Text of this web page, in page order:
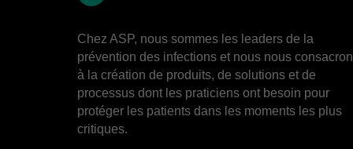
Pouch with STERRAD™ Chemical
STERRAD VELOCITY™​ BI Activator
BIOTRACE™ Auto Read Mini Reader - Thermal
STERRAD VELOCITY™​ Biological Indicator (BI)/
BIOTRACE™ Auto Read Pro Reader - Thermal
Chez ASP, nous sommes les leaders de la
prévention des infections et nous nous
à la création de produits, de solutions et de
processus dont les praticiens ont besoin pour
protéger les patients dans les moments les plus
critiques.